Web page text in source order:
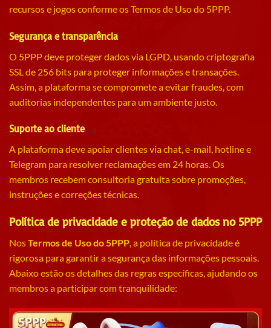
recursos e jogos conforme os Termos de Uso do 5PPP.
Segurança e transparência
O 5PPP deve proteger dados via LGPD, usando criptografia
SSL de 256 bits para proteger informações e transações.
Assim, a plataforma se compromete a evitar fraudes, com
auditorias independentes para um ambiente justo.
Suporte ao cliente
A plataforma deve apoiar clientes via chat, e-mail, hotline e
Telegram para resolver reclamações em 24 horas. Os
membros recebem consultoria gratuita sobre promoções,
instruções e correções técnicas.
Política de privacidade e proteção de dados no 5PPP
NosTermos de Uso do 5PPP , a política de privacidade é
rigorosa para garantir a segurança das informações pessoais.
Abaixo estão os detalhes das regras específicas, ajudando os
membros a participar com tranquilidade: